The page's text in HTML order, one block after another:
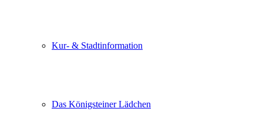
Kur- & Stadtinformation
Das Königsteiner Lädchen